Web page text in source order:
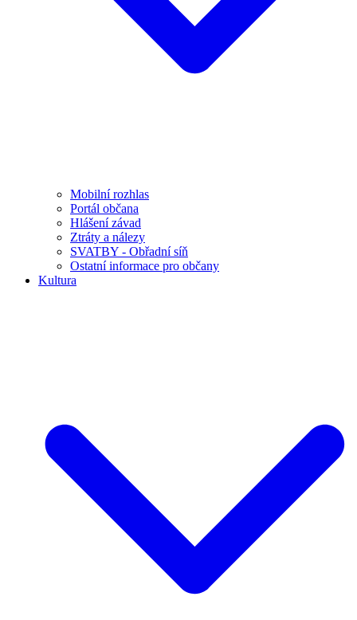
Mobilní rozhlas
Portál občana
Hlášení závad
Ztráty a nálezy
SVATBY - Obřadní síň
Ostatní informace pro občany
Kultura